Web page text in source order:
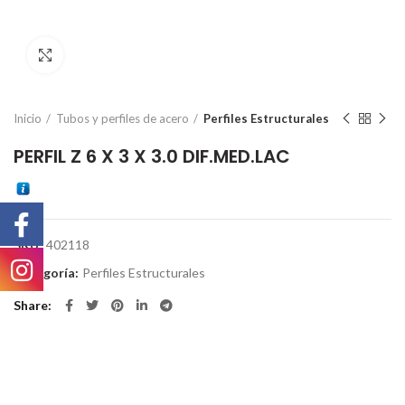
Inicio Tubos y perfiles de acero Perfiles Estructurales
PERFIL Z 6 X 3 X 3.0 DIF.MED.LAC
SKU:402118
Categoría: Perfiles Estructurales
Share